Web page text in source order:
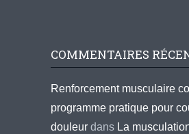
COMMENTAIRES
Renforcement musculaire
programme pratique pour
douleur dans La